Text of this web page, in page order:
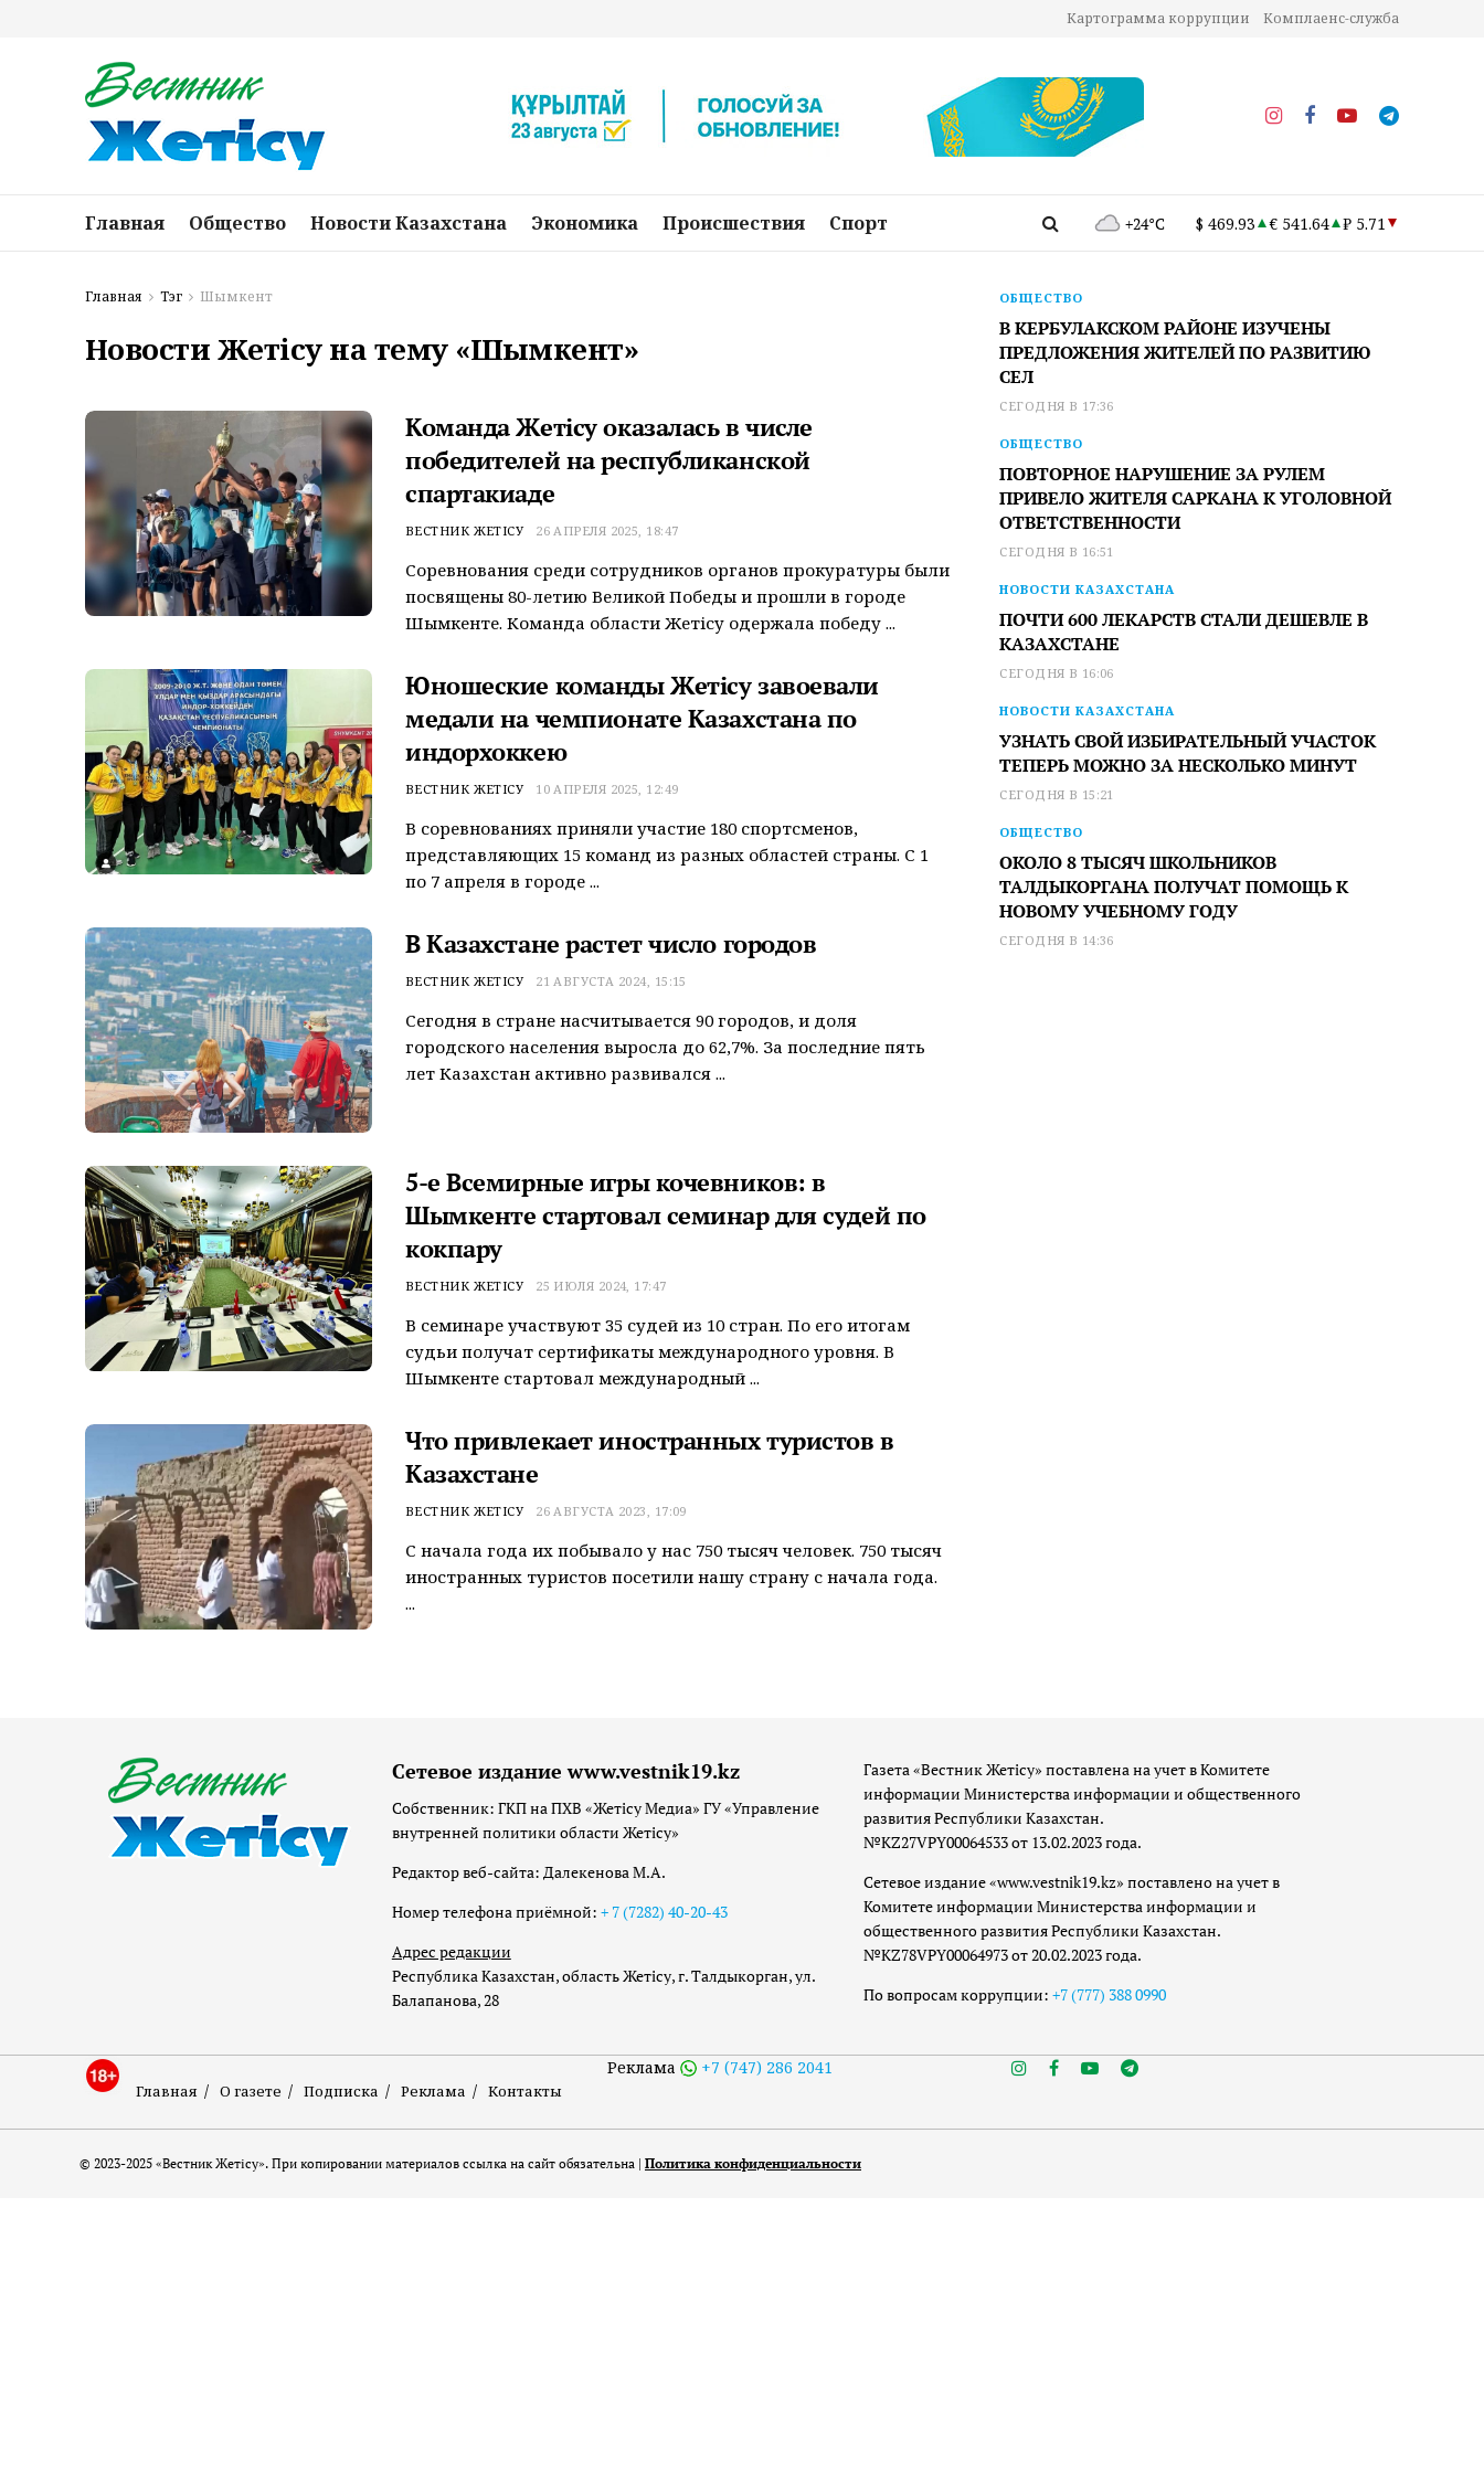
Картограмма коррупции Комплаенс-служба
Главная Общество Новости Казахстана Экономика Происшествия Спорт +24°C $ 469.93 € 541.64 ₽ 5.71
Главная Тэг Шымкент
Новости Жетісу на тему «Шымкент»
Команда Жетісу оказалась в числе
победителей на республиканской
спартакиаде
ВЕСТНИК ЖЕТІСУ 26 АПРЕЛЯ 2025, 18:47
Соревнования среди сотрудников органов прокуратуры были
посвящены 80-летию Великой Победы и прошли в городе
Шымкенте. Команда области Жетісу одержала победу ...
Юношеские команды Жетісу завоевали
медали на чемпионате Казахстана по
индорхоккею
ВЕСТНИК ЖЕТІСУ 10 АПРЕЛЯ 2025, 12:49
В соревнованиях приняли участие 180 спортсменов,
представляющих 15 команд из разных областей страны. С 1
по 7 апреля в городе ...
В Казахстане растет число городов
ВЕСТНИК ЖЕТІСУ 21 АВГУСТА 2024, 15:15
Сегодня в стране насчитывается 90 городов, и доля
городского населения выросла до 62,7%. За последние пять
лет Казахстан активно развивался ...
5-е Всемирные игры кочевников: в
Шымкенте стартовал семинар для судей по
кокпару
ВЕСТНИК ЖЕТІСУ 25 ИЮЛЯ 2024, 17:47
В семинаре участвуют 35 судей из 10 стран. По его итогам
судьи получат сертификаты международного уровня. В
Шымкенте стартовал международный ...
Что привлекает иностранных туристов в
Казахстане
ВЕСТНИК ЖЕТІСУ 26 АВГУСТА 2023, 17:09
С начала года их побывало у нас 750 тысяч человек. 750 тысяч
иностранных туристов посетили нашу страну с начала года.
...
ОБЩЕСТВО
В КЕРБУЛАКСКОМ РАЙОНЕ ИЗУЧЕНЫ
ПРЕДЛОЖЕНИЯ ЖИТЕЛЕЙ ПО РАЗВИТИЮ
СЕЛ
СЕГОДНЯ В 17:36
ОБЩЕСТВО
ПОВТОРНОЕ НАРУШЕНИЕ ЗА РУЛЕМ
ПРИВЕЛО ЖИТЕЛЯ САРКАНА К УГОЛОВНОЙ
ОТВЕТСТВЕННОСТИ
СЕГОДНЯ В 16:51
НОВОСТИ КАЗАХСТАНА
ПОЧТИ 600 ЛЕКАРСТВ СТАЛИ ДЕШЕВЛЕ В
КАЗАХСТАНЕ
СЕГОДНЯ В 16:06
НОВОСТИ КАЗАХСТАНА
УЗНАТЬ СВОЙ ИЗБИРАТЕЛЬНЫЙ УЧАСТОК
ТЕПЕРЬ МОЖНО ЗА НЕСКОЛЬКО МИНУТ
СЕГОДНЯ В 15:21
ОБЩЕСТВО
ОКОЛО 8 ТЫСЯЧ ШКОЛЬНИКОВ
ТАЛДЫКОРГАНА ПОЛУЧАТ ПОМОЩЬ К
НОВОМУ УЧЕБНОМУ ГОДУ
СЕГОДНЯ В 14:36
Сетевое издание www.vestnik19.kz
Собственник: ГКП на ПХВ «Жетісу Медиа» ГУ «Управление
внутренней политики области Жетісу»
Редактор веб-сайта: Далекенова М.А.
Номер телефона приёмной: + 7 (7282) 40-20-43
Адрес редакции
Республика Казахстан, область Жетісу, г. Талдыкорган, ул.
Балапанова, 28
Газета «Вестник Жетісу» поставлена на учет в Комитете
информации Министерства информации и общественного
развития Республики Казахстан.
№KZ27VPY00064533 от 13.02.2023 года.
Сетевое издание «www.vestnik19.kz» поставлено на учет в
Комитете информации Министерства информации и
общественного развития Республики Казахстан.
№KZ78VPY00064973 от 20.02.2023 года.
По вопросам коррупции: +7 (777) 388 0990
Главная О газете Подписка Реклама Контакты
Реклама +7 (747) 286 2041
© 2023-2025 «Вестник Жетісу». При копировании материалов ссылка на сайт обязательна | Политика конфиденциальности